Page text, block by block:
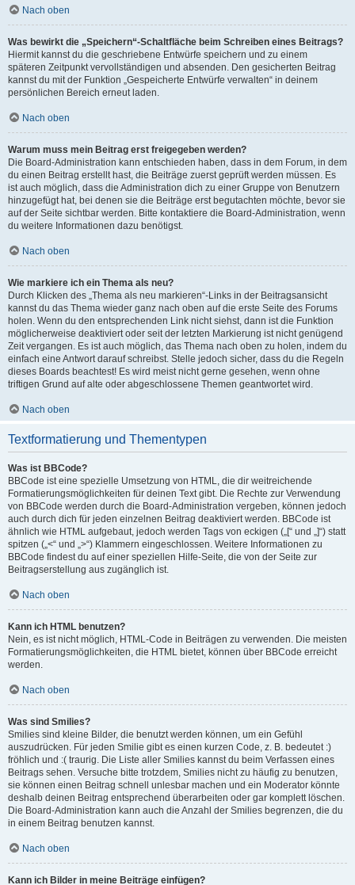
Nach oben
Was bewirkt die „Speichern“-Schaltfläche beim Schreiben eines Beitrags?
Hiermit kannst du die geschriebene Entwürfe speichern und zu einem
späteren Zeitpunkt vervollständigen und absenden. Den gesicherten Beitrag
kannst du mit der Funktion „Gespeicherte Entwürfe verwalten“ in deinem
persönlichen Bereich erneut laden.
Nach oben
Warum muss mein Beitrag erst freigegeben werden?
Die Board-Administration kann entschieden haben, dass in dem Forum, in dem
du einen Beitrag erstellt hast, die Beiträge zuerst geprüft werden müssen. Es
ist auch möglich, dass die Administration dich zu einer Gruppe von Benutzern
hinzugefügt hat, bei denen sie die Beiträge erst begutachten möchte, bevor sie
auf der Seite sichtbar werden. Bitte kontaktiere die Board-Administration, wenn
du weitere Informationen dazu benötigst.
Nach oben
Wie markiere ich ein Thema als neu?
Durch Klicken des „Thema als neu markieren“-Links in der Beitragsansicht
kannst du das Thema wieder ganz nach oben auf die erste Seite des Forums
holen. Wenn du den entsprechenden Link nicht siehst, dann ist die Funktion
möglicherweise deaktiviert oder seit der letzten Markierung ist nicht genügend
Zeit vergangen. Es ist auch möglich, das Thema nach oben zu holen, indem du
einfach eine Antwort darauf schreibst. Stelle jedoch sicher, dass du die Regeln
dieses Boards beachtest! Es wird meist nicht gerne gesehen, wenn ohne
triftigen Grund auf alte oder abgeschlossene Themen geantwortet wird.
Nach oben
Textformatierung und Thementypen
Was ist BBCode?
BBCode ist eine spezielle Umsetzung von HTML, die dir weitreichende
Formatierungsmöglichkeiten für deinen Text gibt. Die Rechte zur Verwendung
von BBCode werden durch die Board-Administration vergeben, können jedoch
auch durch dich für jeden einzelnen Beitrag deaktiviert werden. BBCode ist
ähnlich wie HTML aufgebaut, jedoch werden Tags von eckigen („[“ und „]“) statt
spitzen („<“ und „>“) Klammern eingeschlossen. Weitere Informationen zu
BBCode findest du auf einer speziellen Hilfe-Seite, die von der Seite zur
Beitragserstellung aus zugänglich ist.
Nach oben
Kann ich HTML benutzen?
Nein, es ist nicht möglich, HTML-Code in Beiträgen zu verwenden. Die meisten
Formatierungsmöglichkeiten, die HTML bietet, können über BBCode erreicht
werden.
Nach oben
Was sind Smilies?
Smilies sind kleine Bilder, die benutzt werden können, um ein Gefühl
auszudrücken. Für jeden Smilie gibt es einen kurzen Code, z. B. bedeutet :)
fröhlich und :( traurig. Die Liste aller Smilies kannst du beim Verfassen eines
Beitrags sehen. Versuche bitte trotzdem, Smilies nicht zu häufig zu benutzen,
sie können einen Beitrag schnell unlesbar machen und ein Moderator könnte
deshalb deinen Beitrag entsprechend überarbeiten oder gar komplett löschen.
Die Board-Administration kann auch die Anzahl der Smilies begrenzen, die du
in einem Beitrag benutzen kannst.
Nach oben
Kann ich Bilder in meine Beiträge einfügen?